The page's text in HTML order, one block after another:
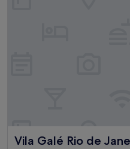
Vila Galé Rio de
Vila Galé Rio de Janeiro